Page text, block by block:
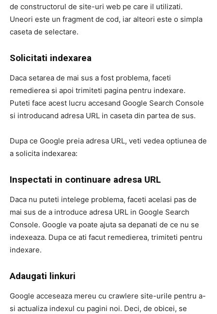
de constructorul de site-uri web pe care il utilizati.
Uneori este un fragment de cod, iar alteori este o simpla
caseta de selectare.
Solicitati indexarea
Daca setarea de mai sus a fost problema, faceti
remedierea si apoi trimiteti pagina pentru indexare.
Puteti face acest lucru accesand Google Search Console
si introducand adresa URL in caseta din partea de sus.
Dupa ce Google preia adresa URL, veti vedea optiunea de
a solicita indexarea:
Inspectati in continuare adresa URL
Daca nu puteti intelege problema, faceti acelasi pas de
mai sus de a introduce adresa URL in Google Search
Console. Google va poate ajuta sa depanati de ce nu se
indexeaza. Dupa ce ati facut remedierea, trimiteti pentru
indexare.
Adaugati linkuri
Google acceseaza mereu cu crawlere site-urile pentru a-
si actualiza indexul cu pagini noi. Deci, de obicei, se